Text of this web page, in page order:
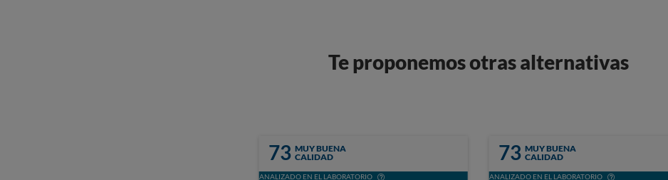
Te proponemos otras alternativas
73 MUY BUENA
CALIDAD
ANALIZADO EN EL LABORATORIO
73 MUY BUENA
CALIDAD
ANALIZADO EN EL LABORATORIO